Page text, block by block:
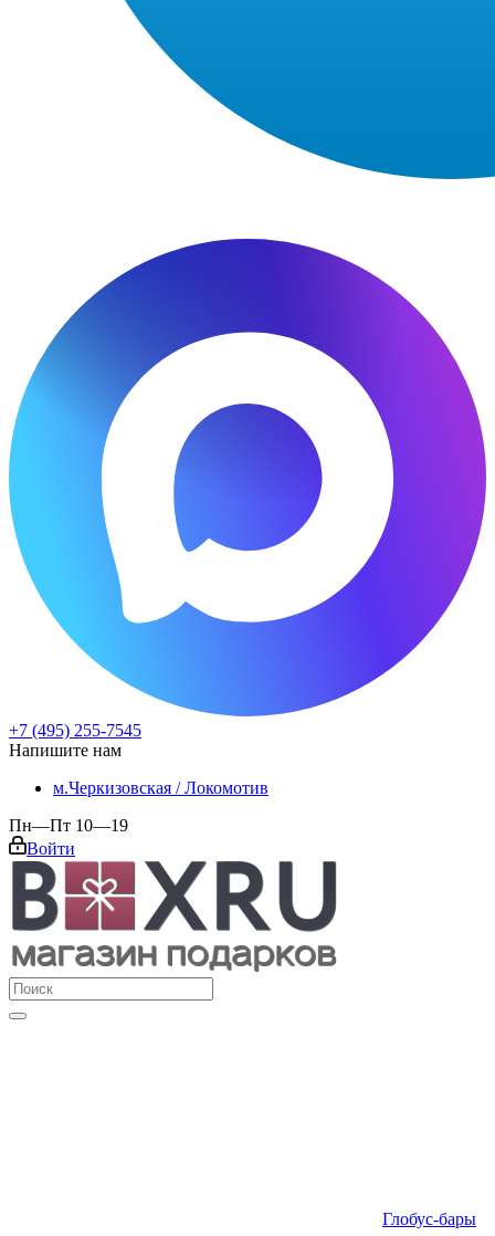
+7 (495) 255-7545
Напишите нам
м.Черкизовская / Локомотив
Пн—Пт 10—19
Войти
Глобус-бары